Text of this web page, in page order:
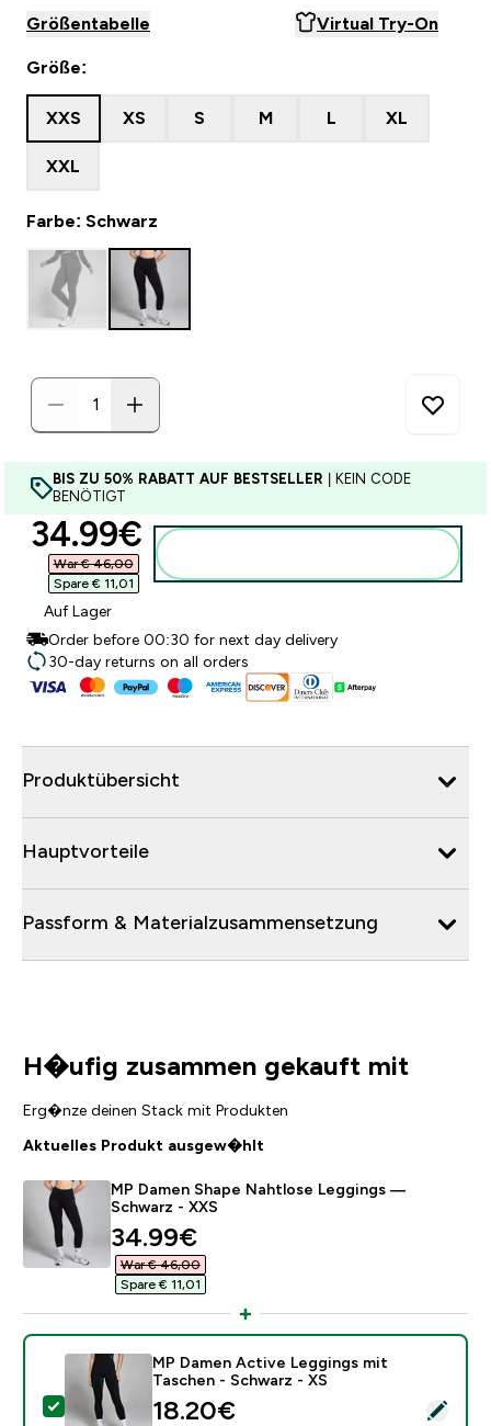
Größentabelle Virtual Try-On
Größe:
XXS XS S M L XL
XXL
Farbe: Schwarz
BIS ZU 50% RABATT AUF BESTSELLER | KEIN CODE
BENÖTIGT
discounted price
34.99€‎
War € 46,00‎
Spare € 11,01‎
Auf Lager
Order before 00:30 for next day delivery
30-day returns on all orders
Produktübersicht
Hauptvorteile
Passform & Materialzusammensetzung
H�ufig zusammen gekauft mit
Erg�nze deinen Stack mit Produkten
Aktuelles Produkt ausgew�hlt
MP Damen Shape Nahtlose Leggings —
Schwarz - XXS
discounted price
34.99€‎
War € 46,00‎
Spare € 11,01‎
Dieses Produkt ausw�hlen - MP Damen Active
MP Damen Active Leggings mit
Taschen - Schwarz - XS
discounted price
18.20€‎